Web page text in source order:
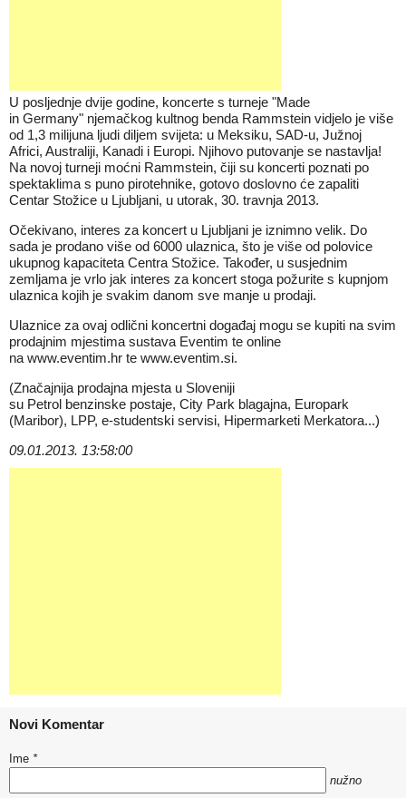
U posljednje dvije godine, koncerte s turneje "Made
in Germany" njemačkog kultnog benda Rammstein vidjelo je više
od 1,3 milijuna ljudi diljem svijeta: u Meksiku, SAD-u, Južnoj
Africi, Australiji, Kanadi i Europi. Njihovo putovanje se nastavlja!
Na novoj turneji moćni Rammstein, čiji su koncerti poznati po
spektaklima s puno pirotehnike, gotovo doslovno će zapaliti
Centar Stožice u Ljubljani, u utorak, 30. travnja 2013.
Očekivano, interes za koncert u Ljubljani je iznimno velik. Do
sada je prodano više od 6000 ulaznica, što je više od polovice
ukupnog kapaciteta Centra Stožice. Također, u susjednim
zemljama je vrlo jak interes za koncert stoga požurite s kupnjom
ulaznica kojih je svakim danom sve manje u prodaji.
Ulaznice za ovaj odlični koncertni događaj mogu se kupiti na svim
prodajnim mjestima sustava Eventim te online
na www.eventim.hr te www.eventim.si.
(Značajnija prodajna mjesta u Sloveniji
su Petrol benzinske postaje, City Park blagajna, Europark
(Maribor), LPP, e-studentski servisi, Hipermarketi Merkatora...)
09.01.2013. 13:58:00
Novi Komentar
Ime *
nužno